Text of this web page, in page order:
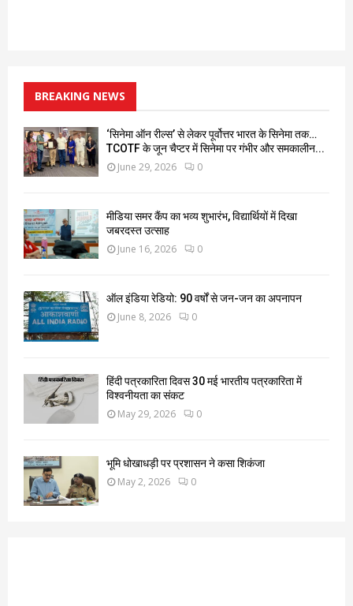
BREAKING NEWS
‘सिनेमा ऑन रील्स’ से लेकर पूर्वोत्तर भारत के सिनेमा तक…
TCOTF के जून चैप्टर में सिनेमा पर गंभीर और समकालीन...
June 29, 2026 0
मीडिया समर कैंप का भव्य शुभारंभ, विद्यार्थियों में दिखा
जबरदस्त उत्साह
June 16, 2026 0
ऑल इंडिया रेडियो: 90 वर्षों से जन-जन का अपनापन
June 8, 2026 0
हिंदी पत्रकारिता दिवस 30 मई भारतीय पत्रकारिता में
विश्वनीयता का संकट
May 29, 2026 0
भूमि धोखाधड़ी पर प्रशासन ने कसा शिकंजा
May 2, 2026 0